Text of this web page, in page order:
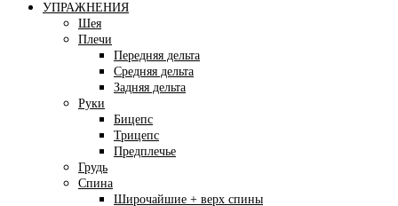
УПРАЖНЕНИЯ
Шея
Плечи
Передняя дельта
Средняя дельта
Задняя дельта
Руки
Бицепс
Трицепс
Предплечье
Грудь
Спина
Широчайшие + верх спины